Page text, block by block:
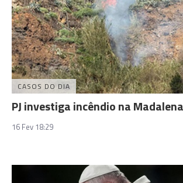
CASOS DO DIA
PJ investiga incêndio na
16 Fev 18:29